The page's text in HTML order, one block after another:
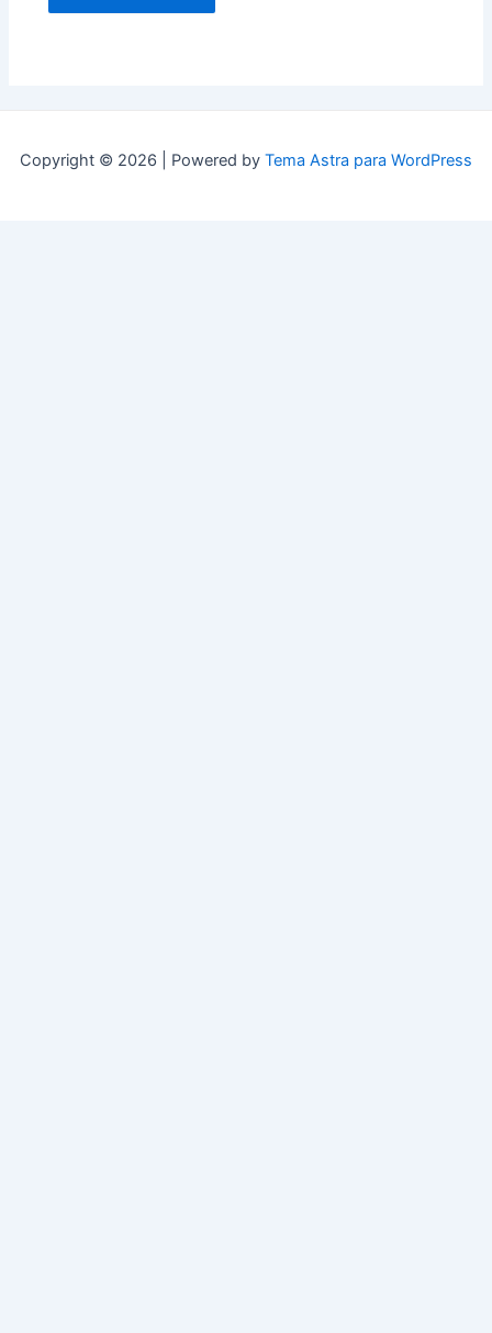
Copyright © 2026 | Powered by Tema Astra para WordPress